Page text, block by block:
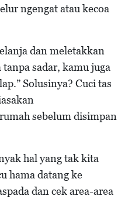
ngengat atau kecoa
dan meletakkan
sadar, kamu juga
Solusinya? Cuci tas
sebelum disimpan
hal yang tak kita
hama datang ke
dan cek area-area